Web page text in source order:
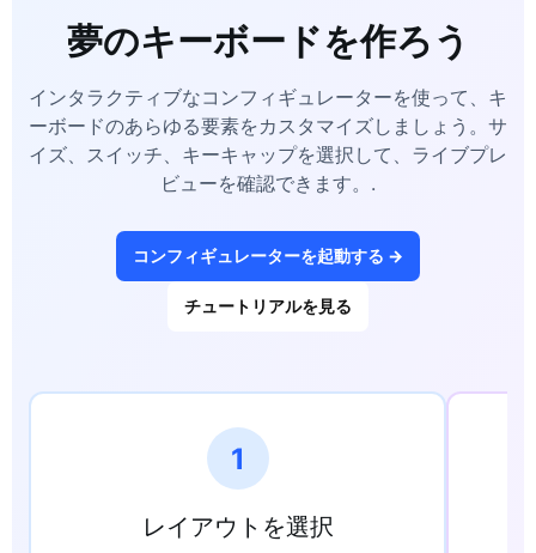
夢のキーボードを作ろう
インタラクティブなコンフィギュレーターを使って、キ
ーボードのあらゆる要素をカスタマイズしましょう。サ
イズ、スイッチ、キーキャップを選択して、ライブプレ
ビューを確認できます。.
コンフィギュレーターを起動する →
チュートリアルを見る
1
レイアウトを選択